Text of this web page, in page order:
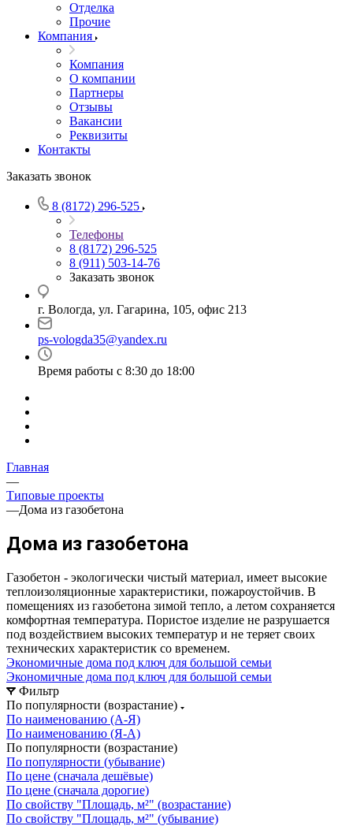
Отделка
Прочие
Компания
Компания
О компании
Партнеры
Отзывы
Вакансии
Реквизиты
Контакты
Заказать звонок
8 (8172) 296-525
Телефоны
8 (8172) 296-525
8 (911) 503-14-76
Заказать звонок
г. Вологда, ул. Гагарина, 105, офис 213
ps-vologda35@yandex.ru
Время работы с 8:30 до 18:00
Главная
—
Типовые проекты
—Дома из газобетона
Дома из газобетона
Газобетон - экологически чистый материал, имеет высокие
теплоизоляционные характеристики, пожароустойчив. В
помещениях из газобетона зимой тепло, а летом сохраняется
комфортная температура. Пористое изделие не разрушается
под воздействием высоких температур и не теряет своих
технических характеристик со временем.
Экономичные дома под ключ для большой семьи
Экономичные дома под ключ для большой семьи
Фильтр
По популярности (возрастание)
По наименованию (А-Я)
По наименованию (Я-А)
По популярности (возрастание)
По популярности (убывание)
По цене (сначала дешёвые)
По цене (сначала дорогие)
По свойству "Площадь, м²" (возрастание)
По свойству "Площадь, м²" (убывание)